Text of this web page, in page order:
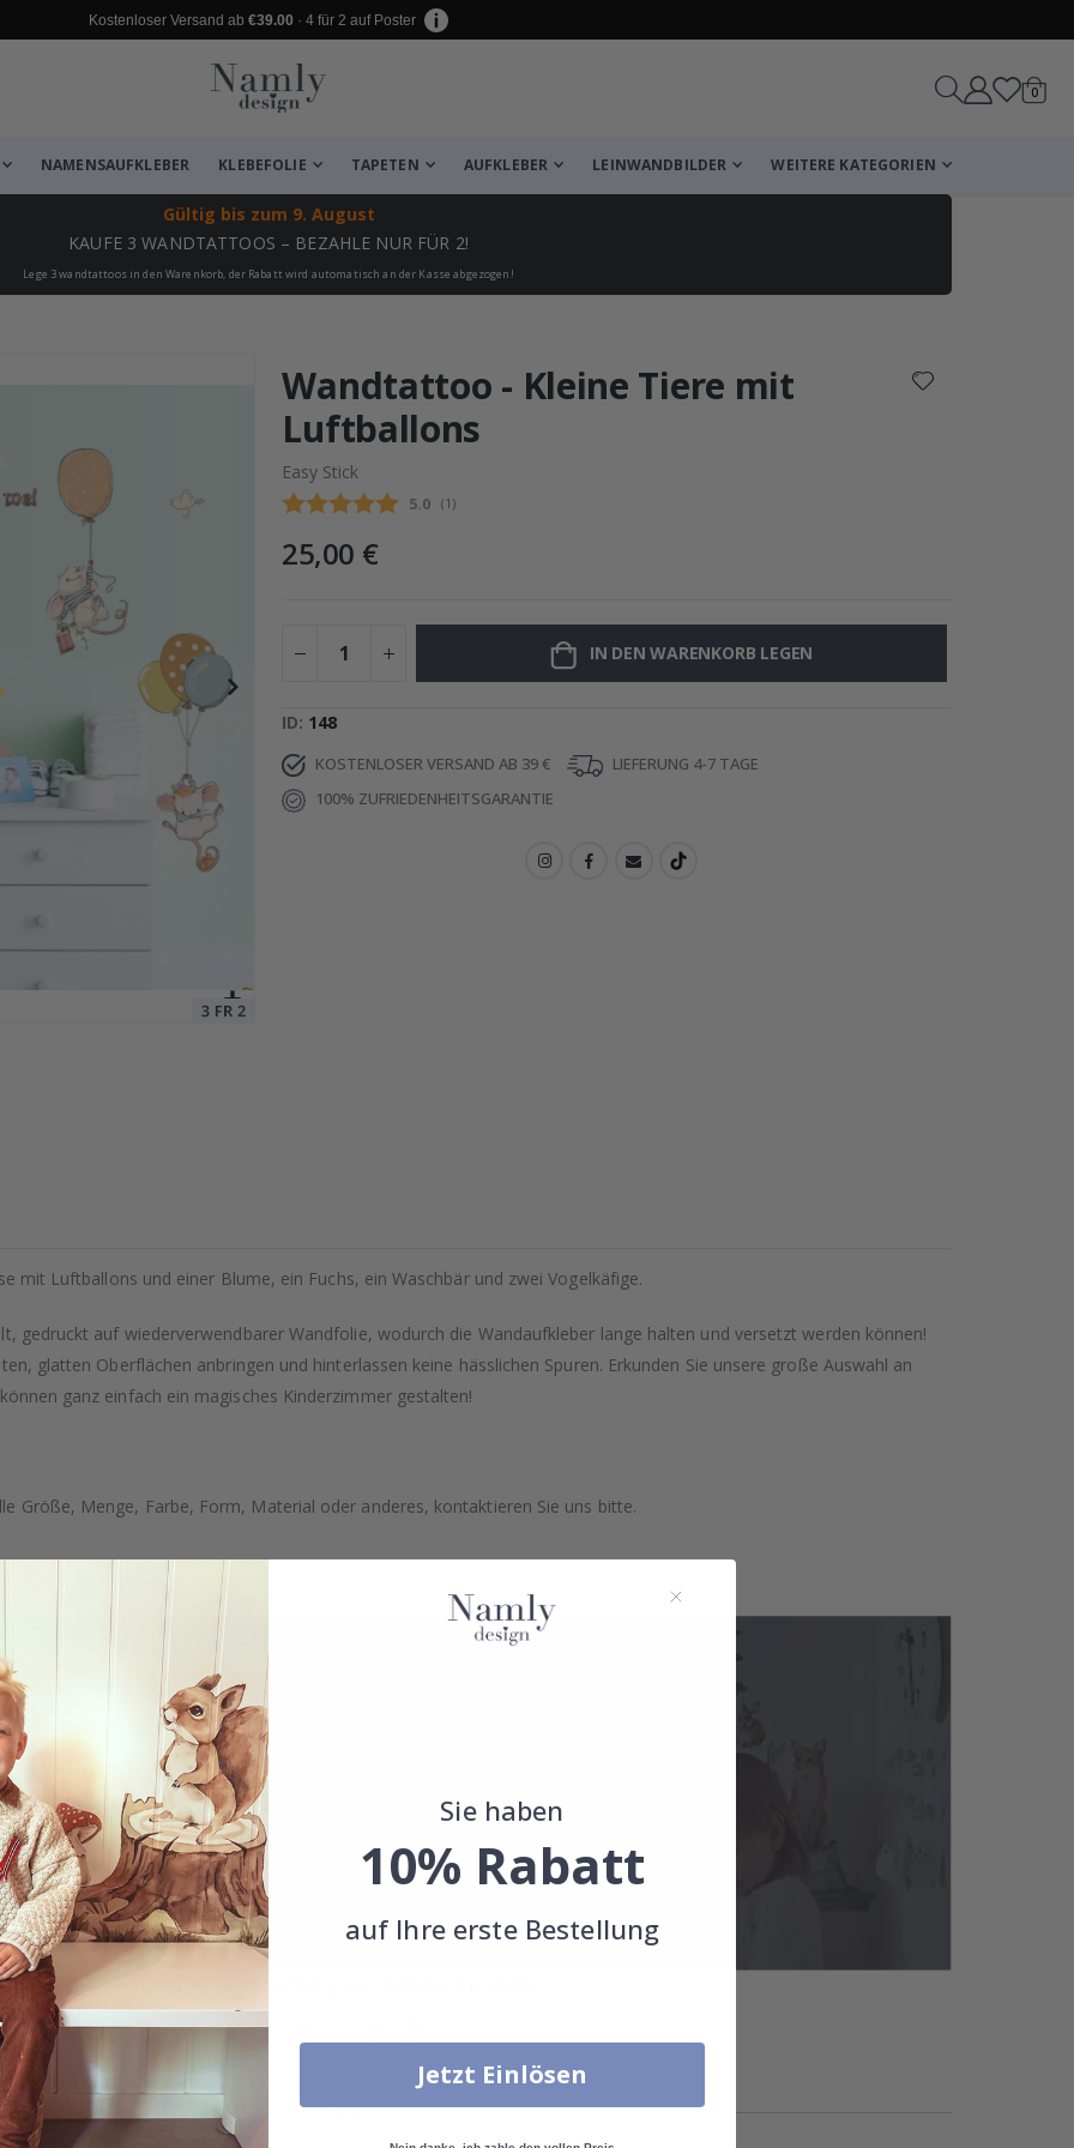
Kostenloser Versand ab €39.00 · 4 für 2 auf Poster
Wagen
0
NAMENSAUFKLEBER KLEBEFOLIE TAPETEN AUFKLEBER LEINWANDBILDER WEITERE KATEGORIEN
Gültig bis zum 9. August
KAUFE 3 WANDTATTOOS – BEZAHLE NUR FÜR 2!
Lege 3 wandtattoos in den Warenkorb, der Rabatt wird automatisch an der Kasse abgezogen!
✔️ Kostenloser Versand erreicht! Kasse
Price28,00 €
Wandtattoo - Kleine Tiere mit
Luftballons
Easy Stick
Durchschnittliche Bewertung:
5.0 (abgegebene bewertungen:
1 )
25,00 €
IN DEN WARENKORB LEGEN
ID 148
KOSTENLOSER VERSAND AB 39 €
LIEFERUNG 4-7 TAGE
100% ZUFRIEDENHEITSGARANTIE
mit Luftballons und einer Blume, ein Fuchs, ein Waschbär und zwei Vogelkäfige.
gedruckt auf wiederverwendbarer Wandfolie, wodurch die Wandaufkleber lange halten und versetzt werden können!
glatten Oberflächen anbringen und hinterlassen keine hässlichen Spuren. Erkunden Sie unsere große Auswahl an
ganz einfach ein magisches Kinderzimmer gestalten!
Größe, Menge, Farbe, Form, Material oder anderes, kontaktieren Sie uns bitte.
Inspiration von unseren glücklichen Kunden!
Teile dein Bild mit #namly_design
Andere kauften auch
Sie haben
10% Rabatt
auf Ihre erste Bestellung
Jetzt Einlösen